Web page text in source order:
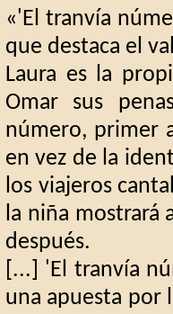
«'El tranvía
que destaca el
Laura es la
Omar sus
número, primer
en vez de la
los viajeros
la niña mostrará
después.
[...] 'El tranvía
una apuesta por